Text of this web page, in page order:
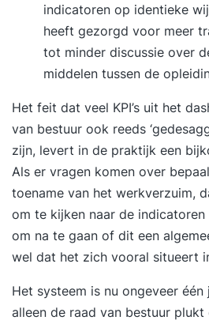
indicatoren op identieke
heeft gezorgd voor meer
tot minder discussie over
middelen tussen de
Het feit dat veel KPI’s uit het
van bestuur ook reeds
zijn, levert in de praktijk een
Als er vragen komen over
toename van het werkverzuim,
om te kijken naar de
om na te gaan of dit een
wel dat het zich vooral situeert
Het systeem is nu ongeveer
alleen de raad van bestuur plukt